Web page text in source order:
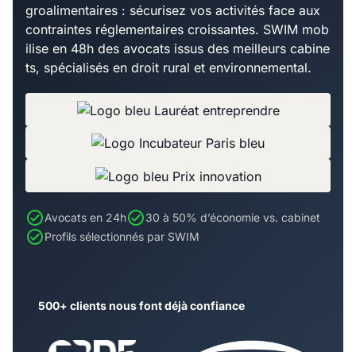
groalimentaires : sécurisez vos activités face aux
contraintes réglementaires croissantes. SWIM mob
ilise en 48h des avocats issus des meilleurs cabine
ts, spécialisés en droit rural et environnemental.
Avocats en 24h
30 à 50% d’économie vs. cabinet
Profils sélectionnés par SWIM
500+ clients nous font déjà confiance